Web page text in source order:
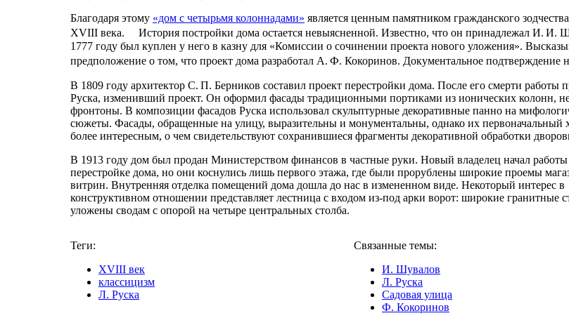
Благодаря этому «дом с четырьмя колоннадами» является ценным памятником гражданского
XVIII века. История постройки дома остается невыясненной. Известно, что он принадлежал И. И.
1777 году был куплен у него в казну для «Комиссии о сочинении проекта нового уложения».
предположение о том, что проект дома разработал А. Ф. Кокоринов. Документальное
В 1809 году архитектор С. П. Берников составил проект перестройки дома. После его смерти работы
Руска, изменивший проект. Он оформил фасады традиционными портиками из ионических колонн,
фронтоны. В композиции фасадов Руска использовал скульптурные декоративные панно на
сюжеты. Фасады, обращенные на улицу, выразительны и монументальны, однако их первоначальный
более интересным, о чем свидетельствуют сохранившиеся фрагменты декоративной обработки
В 1913 году дом был продан Министерством финансов в частные руки. Новый владелец начал
перестройке дома, но они коснулись лишь первого этажа, где были прорублены широкие проемы
витрин. Внутренняя отделка помещений дома дошла до нас в измененном виде. Некоторый интерес в
конструктивном отношении представляет лестница с входом из-под арки ворот: широкие гранитные
уложены сводам с опорой на четыре центральных столба.
Теги:
XVIII век
классицизм
Л. Руска
Связанные темы:
И. Шувалов
Л. Руска
Садовая улица
Ф. Кокоринов